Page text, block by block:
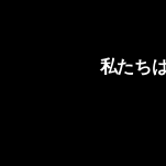
私たち